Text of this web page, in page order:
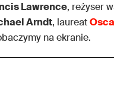
Lawrence, reżyser
Arndt, laureat
na ekranie.